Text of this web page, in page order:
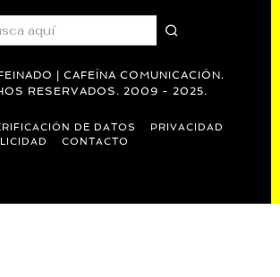
| CAFEÍNA COMUNICACIÓN.
RESERVADOS. 2009 - 2025.
DE DATOS
PRIVACIDAD
CONTACTO